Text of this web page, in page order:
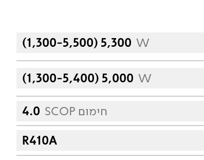
(1,300-5,500) 5,300 W
(1,300-5,400) 5,000 W
4.0 SCOP חימום
R410A